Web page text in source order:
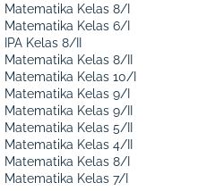
Matematika Kelas 8/I
Matematika Kelas 6/I
IPA Kelas 8/II
Matematika Kelas 8/II
Matematika Kelas 10/I
Matematika Kelas 9/I
Matematika Kelas 9/II
Matematika Kelas 5/II
Matematika Kelas 4/II
Matematika Kelas 8/I
Matematika Kelas 7/I